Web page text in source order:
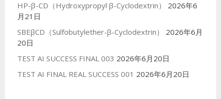
HP-β-CD（Hydroxypropyl β-Cyclodextrin）
2026年6
月21日
SBEβCD（Sulfobutylether-β-Cyclodextrin）
2026年6月
20日
TEST AI SUCCESS FINAL 003 2026年6月20日
TEST AI FINAL REAL SUCCESS 001 2026年6月20日